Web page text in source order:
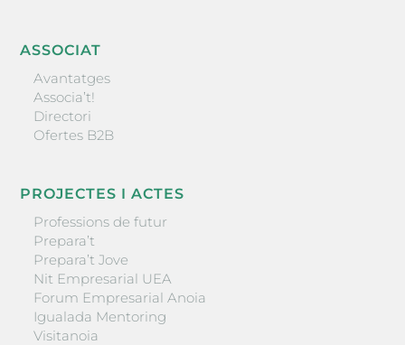
ASSOCIAT
Avantatges
Associa’t!
Directori
Ofertes B2B
PROJECTES I ACTES
Professions de futur
Prepara’t
Prepara’t Jove
Nit Empresarial UEA
Forum Empresarial Anoia
Igualada Mentoring
Visitanoia